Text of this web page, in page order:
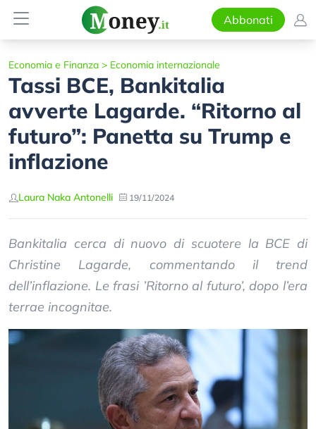
Abbonati
Economia e Finanza > Economia internazionale
Tassi BCE, Bankitalia
avverte Lagarde. “Ritorno al
futuro”: Panetta su Trump e
inflazione
Laura Naka Antonelli 19/11/2024
Bankitalia cerca di nuovo di scuotere la BCE di
Christine Lagarde, commentando il trend
dell’inflazione. Le frasi ’Ritorno al futuro’, dopo l’era
terrae incognitae.